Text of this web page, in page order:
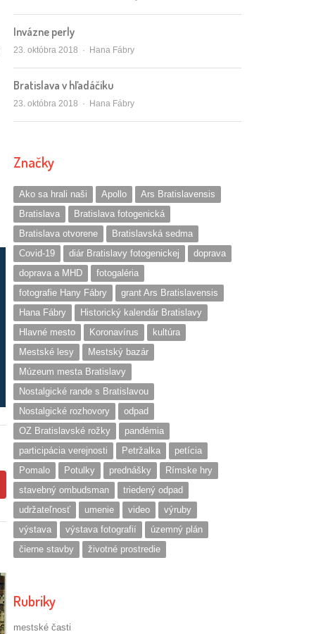
Invázne perly
23. októbra 2018 Autor/ka
Hana Fábry
Bratislava v hľadáčiku
23. októbra 2018 Autor/ka
Hana Fábry
Značky
Ako sa hrali naši Apollo
Ars Bratislavensis
Bratislava
Bratislava fotogenická
Bratislava otvorene
Bratislavská sedma
Covid-19
diár Bratislavy fotogenickej
doprava
doprava a MHD
fotogaléria
fotografie Hany Fábry
grant Ars Bratislavensis
Hana Fábry
Historický kalendár Bratislavy
Hlavné mesto
Koronavírus
kultúra
Mestské lesy
Mestský bazár
Múzeum mesta Bratislavy
Nostalgické rande s Bratislavou
Nostalgické rozhovory
odpad
OZ Bratislavské rožky
pandémia
participácia verejnosti
Petržalka
petícia
Pomalo
Potulky prednášky
Rímske hry
stavebný ombudsman
triedený odpad
udržateľnosť
umenie video
výruby
výstava
výstava fotografií
územný plán
čierne stavby
životné prostredie
Rubriky
mestské časti